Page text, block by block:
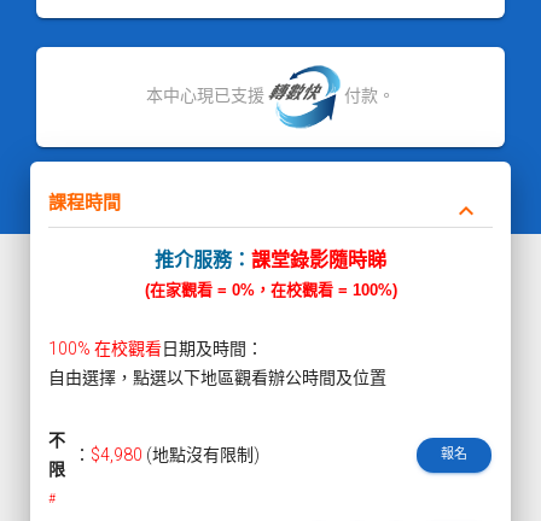
本中心現已支援 付款。
課程時間 keyboard_arrow_down
推介服務： 課堂錄影隨時睇
(在家觀看 = 0%，在校觀看 = 100%)
100% 在校觀看日期及時間：
自由選擇，點選以下地區觀看辦公時間及位置
不
限
： $4,980 (地點沒有限制) 報名
#